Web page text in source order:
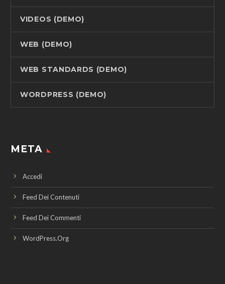
VIDEOS (DEMO)
WEB (DEMO)
WEB STANDARDS (DEMO)
WORDPRESS (DEMO)
META
Accedi
Feed Dei Contenuti
Feed Dei Commenti
WordPress.org